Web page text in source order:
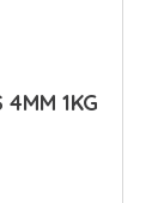
4MM 1KG